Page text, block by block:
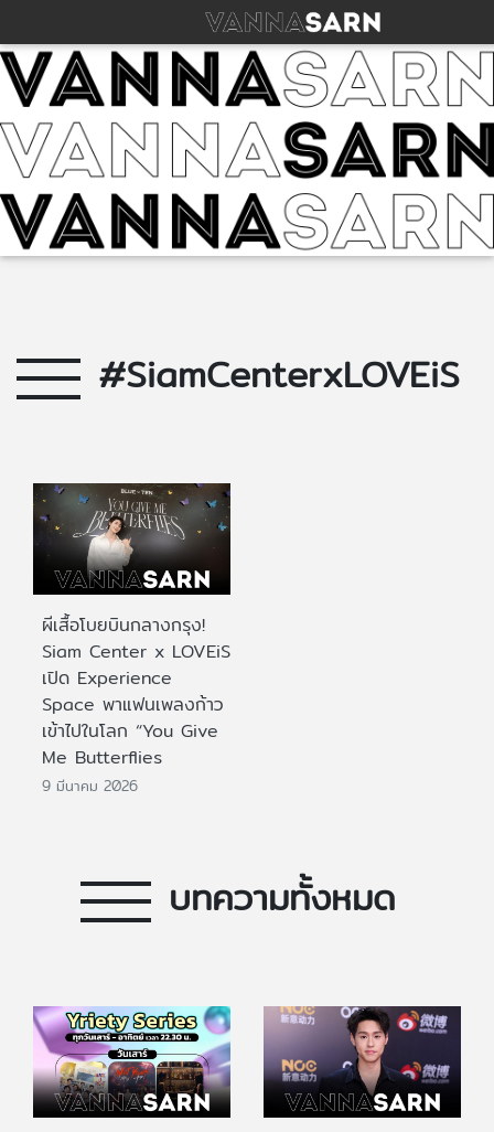
#SiamCenterxLOVEiS
ผีเสื้อโบยบินกลางกรุง!
Siam Center x LOVEiS
เปิด Experience
Space พาแฟนเพลงก้าว
เข้าไปในโลก “You Give
Me Butterflies
9 มีนาคม 2026
บทความทั้งหมด